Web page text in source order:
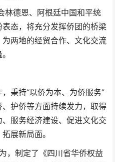
林德恩、阿根廷中国和平统
态，将充分发挥侨团的桥梁
两地的经贸合作、文化交流
秉持“以侨为本、为侨服务”
护侨等方面持续发力，取得
服务经济建设、促进文化交
展新局面。
制定了《四川省华侨权益